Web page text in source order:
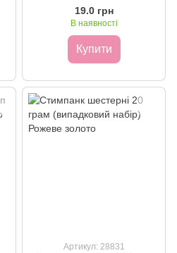
золото
19.0 грн
В наявності
Купити
Артикул: 28831